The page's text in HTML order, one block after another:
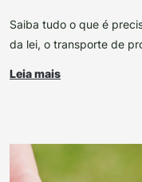
Saiba tudo o que é
da lei, o transporte de
Leia mais